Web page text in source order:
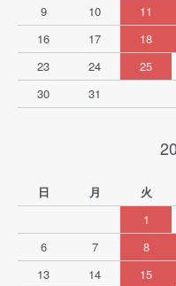
9
10 11
16
17 18
23
24 25
30
31
日 月 火
1
6
7 8
13
14 15